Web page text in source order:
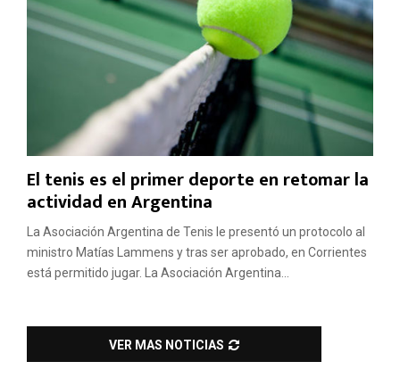
El tenis es el primer deporte en retomar la
actividad en Argentina
La Asociación Argentina de Tenis le presentó un protocolo al
ministro Matías Lammens y tras ser aprobado, en Corrientes
está permitido jugar. La Asociación Argentina...
VER MAS NOTICIAS